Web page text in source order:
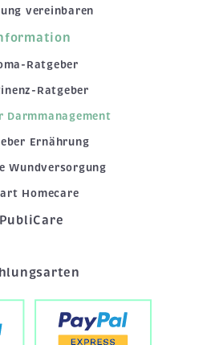
vereinbaren
Ratgeber
Ratgeber
Darmmanagement
Ernährung
Wundversorgung
Homecare
PubliCare